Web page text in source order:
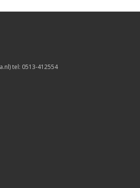
tel: 0513-412554